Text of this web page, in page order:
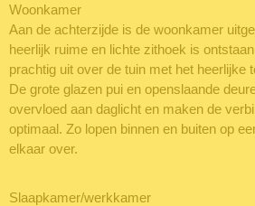
Woonkamer
Aan de achterzijde is de woonkamer
heerlijk ruime en lichte zithoek is
prachtig uit over de tuin met het heerlijke
De grote glazen pui en openslaande
overvloed aan daglicht en maken de
optimaal. Zo lopen binnen en buiten op
elkaar over.
Slaapkamer/werkkamer